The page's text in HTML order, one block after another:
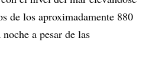
de los aproximadamente 880
a pesar de las